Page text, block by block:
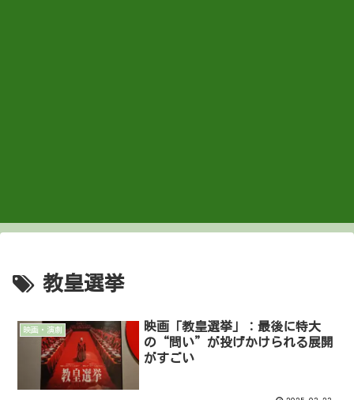
教皇選挙
映画・演劇
映画「教皇選挙」：最後に特大
の“問い”が投げかけられる展開
がすごい